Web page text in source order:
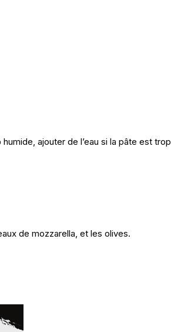
ajouter de l’eau si la pâte est trop
de mozzarella, et les olives.